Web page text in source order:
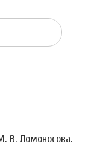
В. Ломоносова.